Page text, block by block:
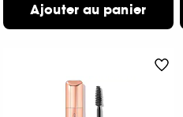
Ajouter au panier